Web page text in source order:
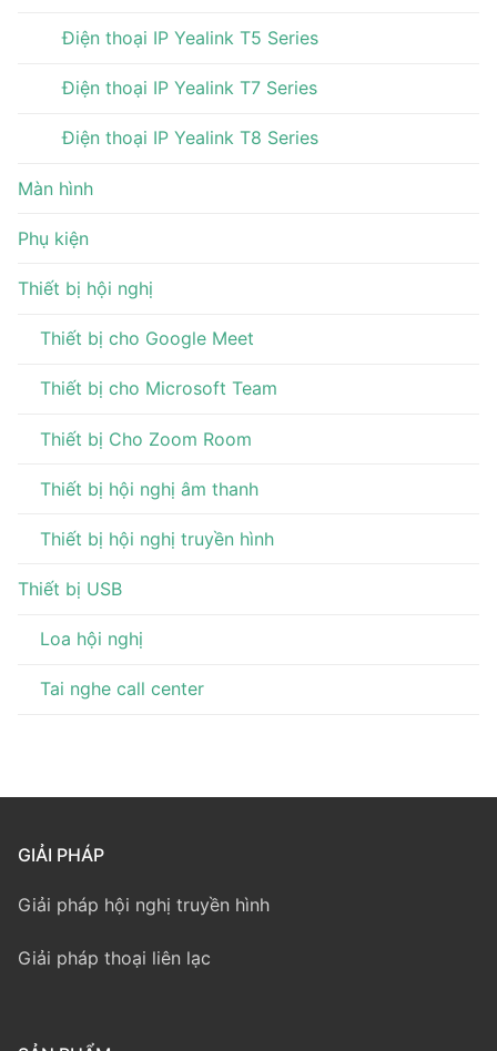
Điện thoại IP Yealink T5 Series
Điện thoại IP Yealink T7 Series
Điện thoại IP Yealink T8 Series
Màn hình
Phụ kiện
Thiết bị hội nghị
Thiết bị cho Google Meet
Thiết bị cho Microsoft Team
Thiết bị Cho Zoom Room
Thiết bị hội nghị âm thanh
Thiết bị hội nghị truyền hình
Thiết bị USB
Loa hội nghị
Tai nghe call center
GIẢI PHÁP
Giải pháp hội nghị truyền hình
Giải pháp thoại liên lạc